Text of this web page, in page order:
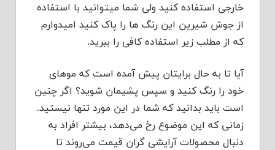
خارجی استفاده کنید ولی شما میتوانید با استفاده
از جوش شیرین این رنگ ها را پاک کنید امیدوارم
که از مطلب زیر استفاده کافی را ببرید.
آیا تا به حال برایتان پیش آمده است که موهای
خود را رنگ کنید و سپس پشیمان شوید؟ اگر چنین
است باید بدانید که شما در این مورد تنها نیستید.
زمانی که این موضوع رخ می‌دهد، بیشتر افراد به
دنبال محصولات آرایشی گران قیمت می‌روند تا